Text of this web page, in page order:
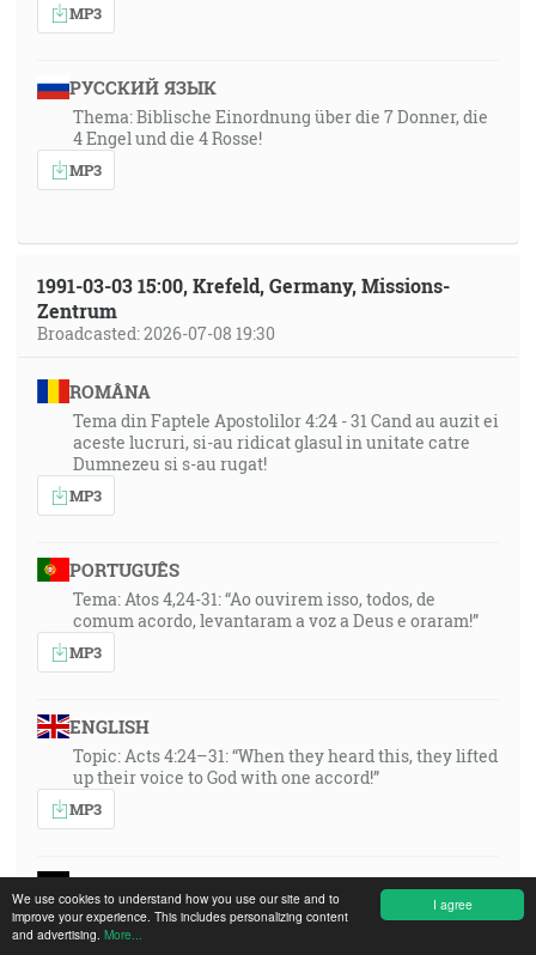
I agree
We use cookies to understand how you use our site and to
improve your experience. This includes personalizing content
and advertising. More...
MP3
РУССКИЙ ЯЗЫК
Thema: Biblische Einordnung über die 7 Donner, die
4 Engel und die 4 Rosse!
MP3
1991-03-03 15:00, Krefeld, Germany, Missions-
Zentrum
Broadcasted: 2026-07-08 19:30
ROMÂNA
Tema din Faptele Apostolilor 4:24 - 31 Cand au auzit ei
aceste lucruri, si-au ridicat glasul in unitate catre
Dumnezeu si s-au rugat!
MP3
PORTUGUÊS
Tema: Atos 4,24-31: “Ao ouvirem isso, todos, de
comum acordo, levantaram a voz a Deus e oraram!”
MP3
ENGLISH
Topic: Acts 4:24–31: “When they heard this, they lifted
up their voice to God with one accord!”
MP3
DEUTSCH
Thema: Apg. 4,24-31: Als jene es vernommen hatten,
erhoben sie einmütig ihre Stimme zu Gott und